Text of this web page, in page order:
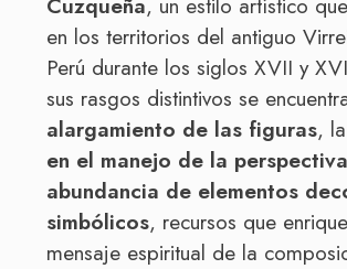
en los territorios del antiguo
Perú durante los siglos XVII y
sus rasgos distintivos se
alargamiento de las figuras, la
en el manejo de la perspectiva
abundancia de elementos
simbólicos, recursos que
mensaje espiritual de la